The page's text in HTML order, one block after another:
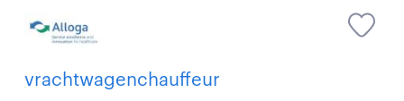
vrachtwagenchauffeur